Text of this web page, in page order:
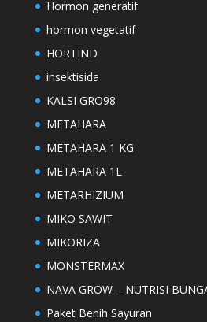
Hormon generatif
hormon vegetatif
HORTIND
insektisida
KALSI GRO98
METAHARA
METAHARA 1 KG
METAHARA 1L
METARHIZIUM
MIKO SAWIT
MIKORIZA
MONSTERMAX
NAVA GROW – NUTRISI
Paket Benih Sayuran